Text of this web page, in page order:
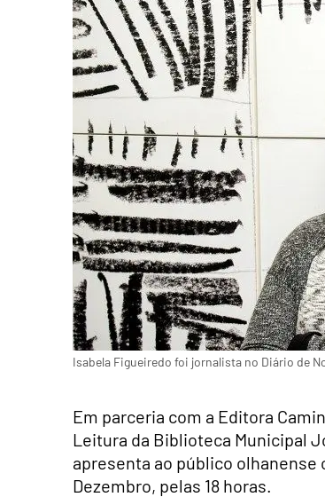
Isabela Figueiredo foi jornalista no Diário de
Em parceria com a Editora
Leitura da Biblioteca Municipal
apresenta ao público olhanense
Dezembro, pelas 18 horas.